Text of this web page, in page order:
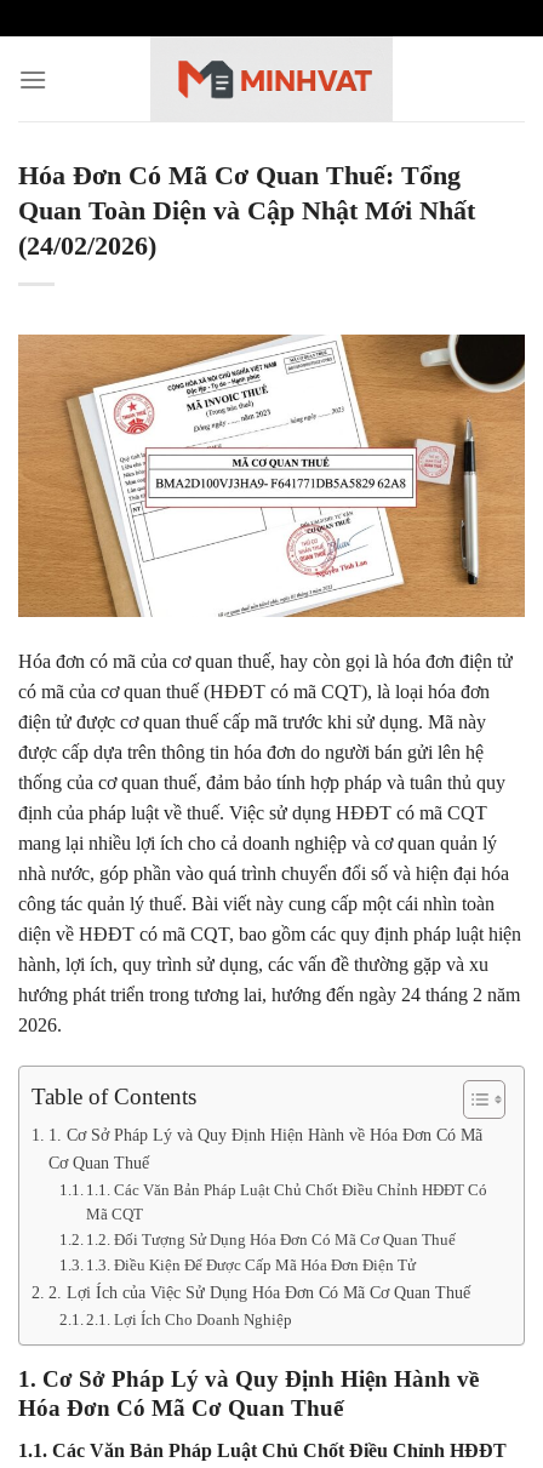
content
Hóa Đơn Có Mã Cơ Quan Thuế: Tổng
Quan Toàn Diện và Cập Nhật Mới Nhất
(24/02/2026)
Hóa đơn có mã của cơ quan thuế, hay còn gọi là hóa đơn điện tử
có mã của cơ quan thuế (HĐĐT có mã CQT), là loại hóa đơn
điện tử được cơ quan thuế cấp mã trước khi sử dụng. Mã này
được cấp dựa trên thông tin hóa đơn do người bán gửi lên hệ
thống của cơ quan thuế, đảm bảo tính hợp pháp và tuân thủ quy
định của pháp luật về thuế. Việc sử dụng HĐĐT có mã CQT
mang lại nhiều lợi ích cho cả doanh nghiệp và cơ quan quản lý
nhà nước, góp phần vào quá trình chuyển đổi số và hiện đại hóa
công tác quản lý thuế. Bài viết này cung cấp một cái nhìn toàn
diện về HĐĐT có mã CQT, bao gồm các quy định pháp luật hiện
hành, lợi ích, quy trình sử dụng, các vấn đề thường gặp và xu
hướng phát triển trong tương lai, hướng đến ngày 24 tháng 2 năm
2026.
Table of Contents
1. Cơ Sở Pháp Lý và Quy Định Hiện Hành về Hóa Đơn Có Mã
Cơ Quan Thuế
1.1. Các Văn Bản Pháp Luật Chủ Chốt Điều Chỉnh HĐĐT Có
Mã CQT
1.2. Đối Tượng Sử Dụng Hóa Đơn Có Mã Cơ Quan Thuế
1.3. Điều Kiện Để Được Cấp Mã Hóa Đơn Điện Tử
2. Lợi Ích của Việc Sử Dụng Hóa Đơn Có Mã Cơ Quan Thuế
2.1. Lợi Ích Cho Doanh Nghiệp
1. Cơ Sở Pháp Lý và Quy Định Hiện Hành về
Hóa Đơn Có Mã Cơ Quan Thuế
1.1. Các Văn Bản Pháp Luật Chủ Chốt Điều Chỉnh HĐĐT